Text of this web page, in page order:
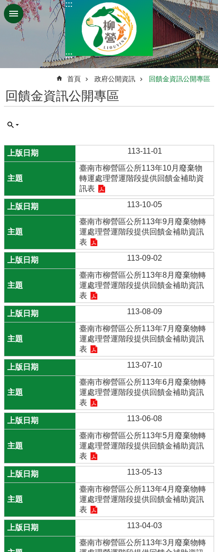
跳到主要內容區塊
:::
:::
首頁 政府公開資訊 回饋金資訊公開專區
回饋金資訊公開專區
113-11-01
臺南市柳營區公所113年10月廢棄物
轉運處理營運階段提供回饋金補助資
訊表
113-10-05
臺南市柳營區公所113年9月廢棄物轉
運處理營運階段提供回饋金補助資訊
表
113-09-02
臺南市柳營區公所113年8月廢棄物轉
運處理營運階段提供回饋金補助資訊
表
113-08-09
臺南市柳營區公所113年7月廢棄物轉
運處理營運階段提供回饋金補助資訊
表
113-07-10
臺南市柳營區公所113年6月廢棄物轉
運處理營運階段提供回饋金補助資訊
表
113-06-08
臺南市柳營區公所113年5月廢棄物轉
運處理營運階段提供回饋金補助資訊
表
113-05-13
臺南市柳營區公所113年4月廢棄物轉
運處理營運階段提供回饋金補助資訊
表
113-04-03
臺南市柳營區公所113年3月廢棄物轉